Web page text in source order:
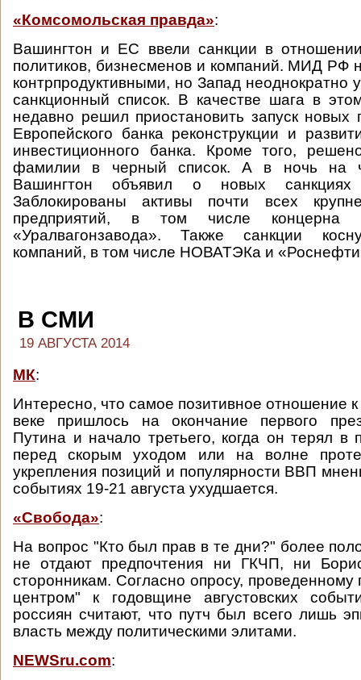
«Комсомольская правда»:
Вашингтон и ЕС ввели санкции в
политиков, бизнесменов и компаний. МИД РФ
контрпродуктивными, но Запад неоднократно
санкционный список. В качестве шага в
недавно решил приостановить запуск новых
Европейского банка реконструкции и
инвестиционного банка. Кроме того,
фамилии в черный список. А в ночь на
Вашингтон объявил о новых санкциях
Заблокированы активы почти всех
предприятий, в том числе концерна
«Уралвагонзавода». Также санкции
компаний, в том числе НОВАТЭКа и
В СМИ
19 АВГУСТА 2014
МК:
Интересно, что самое позитивное отношение
веке пришлось на окончание первого
Путина и начало третьего, когда он терял в
перед скорым уходом или на волне
укрепления позиций и популярности ВВП
событиях 19-21 августа ухудшается.
«Свобода»:
На вопрос "Кто был прав в те дни?" более
не отдают предпочтения ни ГКЧП, ни
сторонникам. Согласно опросу, проведенному
центром" к годовщине августовских
россиян считают, что путч был всего лишь
власть между политическими элитами.
NEWSru.com: